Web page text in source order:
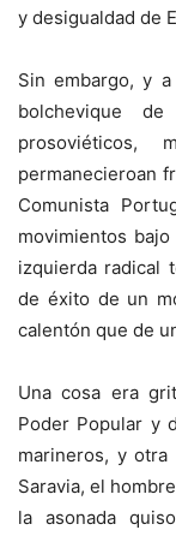
y desigualdad de
Sin embargo, y
bolchevique
prosoviéticos,
permanecieroan
Comunista
movimientos
izquierda radical
de éxito de un
calentón que de
Una cosa era
Poder Popular y
marineros, y otra
Saravia, el
la asonada